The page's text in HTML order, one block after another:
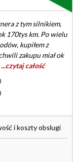
z tym silnikiem,
170tys km. Po wielu
kupiłem z
zakupu miał ok
...czytaj całość
i koszty obslugi